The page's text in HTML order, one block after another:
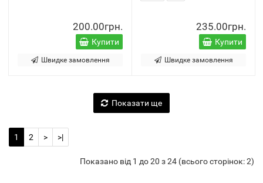
200.00грн.
Купити
Швидке замовлення
235.00грн.
Купити
Швидке замовлення
Показати ще
1 2 > >|
Показано від 1 до 20 з 24 (всього сторінок: 2)